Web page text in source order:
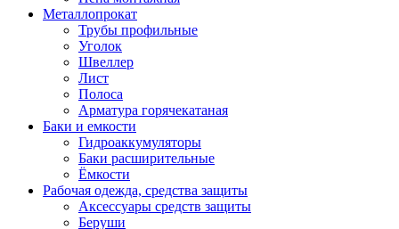
Металлопрокат
Трубы профильные
Уголок
Швеллер
Лист
Полоса
Арматура горячекатаная
Баки и емкости
Гидроаккумуляторы
Баки расширительные
Ёмкости
Рабочая одежда, средства защиты
Аксессуары средств защиты
Беруши